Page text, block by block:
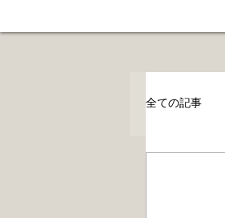
全ての記事